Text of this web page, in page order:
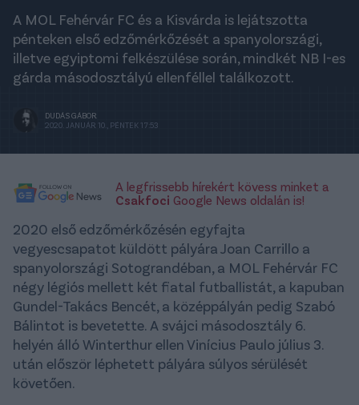
A MOL Fehérvár FC és a Kisvárda is lejátszotta
pénteken első edzőmérkőzését a spanyolországi,
illetve egyiptomi felkészülése során, mindkét NB I-es
gárda másodosztályú ellenféllel találkozott.
DUDÁS GÁBOR
2020. JANUÁR 10., PÉNTEK 17:53
A legfrissebb hírekért kövess minket a
Csakfoci Google News oldalán is!
2020 első edzőmérkőzésén egyfajta
vegyescsapatot küldött pályára Joan Carrillo a
spanyolországi Sotograndéban, a MOL Fehérvár FC
négy légiós mellett két fiatal futballistát, a kapuban
Gundel-Takács Bencét, a középpályán pedig Szabó
Bálintot is bevetette. A svájci másodosztály 6.
helyén álló Winterthur ellen Vinícius Paulo július 3.
után először léphetett pályára súlyos sérülését
követően.